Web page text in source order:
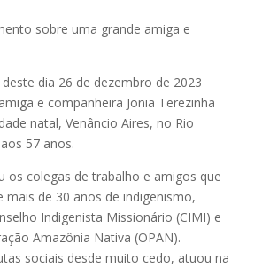
sobre uma grande amiga e
dia 26 de dezembro de 2023
e companheira Jonia Terezinha
natal, Venâncio Aires, no Rio
57 anos.
os colegas de trabalho e amigos que
mais de 30 anos de indigenismo,
Indigenista Missionário (CIMI) e
Amazônia Nativa (OPAN).
sociais desde muito cedo, atuou na